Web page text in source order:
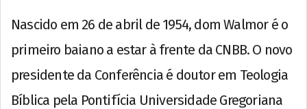
Nascido em 26 de abril de 1954, dom Walmor é o
primeiro baiano a estar à frente da CNBB. O novo
presidente da Conferência é doutor em Teologia
Bíblica pela Pontifícia Universidade Gregoriana